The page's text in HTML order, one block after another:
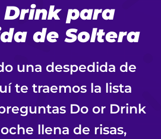
Drink para
de Soltera
una despedida de
te traemos la lista
Do or Drink
llena de risas,